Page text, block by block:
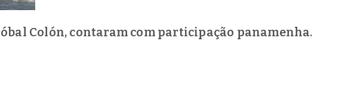
Colón, contaram com participação panamenha.